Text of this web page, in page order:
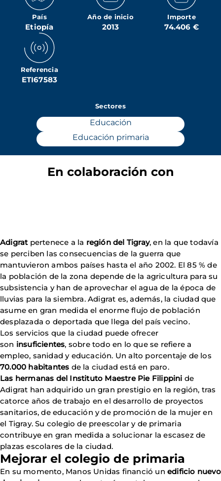
País
Etiopía
Año de inicio
2013
Importe
74.406 €
Referencia
ETI67583
Sectores
Educación
Educación primaria
En colaboración con
Adigrat pertenece a la región del Tigray, en la que todavía
se perciben las consecuencias de la guerra que
mantuvieron ambos países hasta el año 2002. El 85 % de
la población de la zona depende de la agricultura para su
subsistencia y han de aprovechar el agua de la época de
lluvias para la siembra. Adigrat es, además, la ciudad que
asume en gran medida el enorme flujo de población
desplazada o deportada que llega del país vecino.
Los servicios que la ciudad puede ofrecer
son insuficientes, sobre todo en lo que se refiere a
empleo, sanidad y educación. Un alto porcentaje de los
70.000 habitantes de la ciudad está en paro.
Las hermanas del Instituto Maestre Pie Filippini de
Adigrat han adquirido un gran prestigio en la región, tras
catorce años de trabajo en el desarrollo de proyectos
sanitarios, de educación y de promoción de la mujer en
el Tigray. Su colegio de preescolar y de primaria
contribuye en gran medida a solucionar la escasez de
plazas escolares de la ciudad.
Mejorar el colegio de primaria
En su momento, Manos Unidas financió un edificio nuevo